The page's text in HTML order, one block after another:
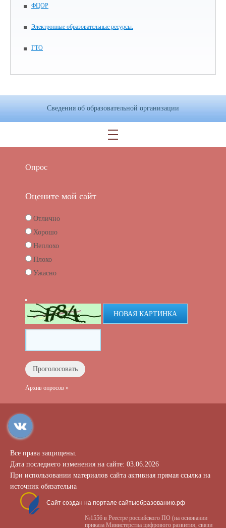
ФЦОР
Электронные образовательные ресурсы.
ГТО
Сведения об образовательной организации
Опрос
Оцените мой сайт
Отлично
Хорошо
Неплохо
Плохо
Ужасно
НОВАЯ КАРТИНКА
Архив опросов »
Все права защищены.
Дата последнего изменения на сайте: 03.06.2026
При использовании материалов сайта активная прямая ссылка на
источник обязательна
Сайт создан на портале сайтыобразованию.рф
№1556 в Реестре российского ПО (на основании
приказа Министерства цифрового развития, связи